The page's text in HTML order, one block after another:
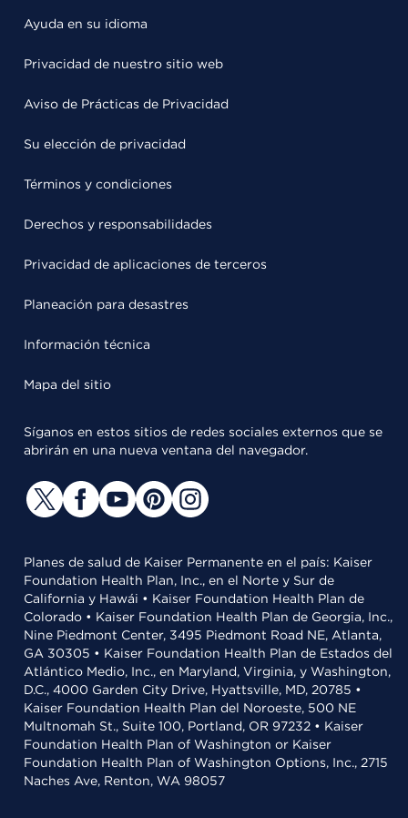
Ayuda en su idioma
Privacidad de nuestro sitio web
Aviso de Prácticas de Privacidad
Su elección de privacidad
Términos y condiciones
Derechos y responsabilidades
Privacidad de aplicaciones de terceros
Planeación para desastres
Información técnica
Mapa del sitio
Síganos en estos sitios de redes sociales externos que se
abrirán en una nueva ventana del navegador.
Planes de salud de Kaiser Permanente en el país: Kaiser
Foundation Health Plan, Inc., en el Norte y Sur de
California y Hawái • Kaiser Foundation Health Plan de
Colorado • Kaiser Foundation Health Plan de Georgia, Inc.,
Nine Piedmont Center, 3495 Piedmont Road NE, Atlanta,
GA 30305 • Kaiser Foundation Health Plan de Estados del
Atlántico Medio, Inc., en Maryland, Virginia, y Washington,
D.C., 4000 Garden City Drive, Hyattsville, MD, 20785 •
Kaiser Foundation Health Plan del Noroeste, 500 NE
Multnomah St., Suite 100, Portland, OR 97232 • Kaiser
Foundation Health Plan of Washington or Kaiser
Foundation Health Plan of Washington Options, Inc., 2715
Naches Ave, Renton, WA 98057